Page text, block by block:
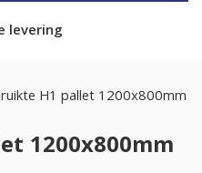
levering
H1 pallet 1200x800mm
1200x800mm